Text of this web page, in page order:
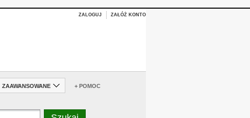
ZALOGUJ ZAŁÓŻ KONTO
ZAAWANSOWANE + POMOC